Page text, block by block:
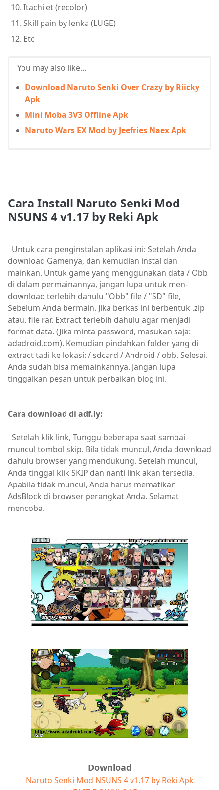
Itachi et (recolor)
Skill pain by lenka (LUGE)
Etc
You may also like...
Download Naruto Senki Over Crazy by Riicky
Apk
Mini Moba 3V3 Offline Apk
Naruto Wars EX Mod by Jeefries Naex Apk
Cara Install Naruto Senki Mod
NSUNS 4 v1.17 by Reki Apk
Untuk cara penginstalan aplikasi ini: Setelah Anda
download Gamenya, dan kemudian instal dan
mainkan. Untuk game yang menggunakan data / Obb
di dalam permainannya, jangan lupa untuk men-
download terlebih dahulu "Obb" file / "SD" file,
Sebelum Anda bermain. Jika berkas ini berbentuk .zip
atau. file rar. Extract terlebih dahulu agar menjadi
format data. (Jika minta password, masukan saja:
adadroid.com). Kemudian pindahkan folder yang di
extract tadi ke lokasi: / sdcard / Android / obb. Selesai.
Anda sudah bisa memainkannya. Jangan lupa
tinggalkan pesan untuk perbaikan blog ini.
Cara download di adf.ly:
Setelah klik link, Tunggu beberapa saat sampai
muncul tombol skip. Bila tidak muncul, Anda download
dahulu browser yang mendukung. Setelah muncul,
Anda tinggal klik SKIP dan nanti link akan tersedia.
Apabila tidak muncul, Anda harus mematikan
AdsBlock di browser perangkat Anda. Selamat
mencoba.
Download
Naruto Senki Mod NSUNS 4 v1.17 by Reki Apk